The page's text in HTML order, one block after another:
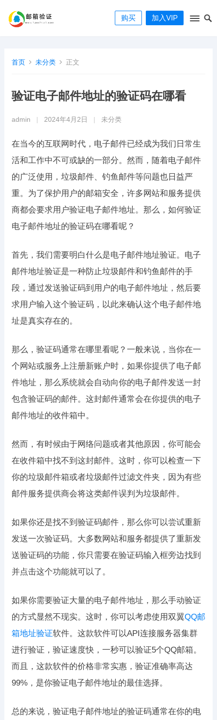
购买 加入VIP
首页 未分类 正文
验证电子邮件地址的验证码在哪看
admin 2024年4月2日 未分类
在当今的互联网时代，电子邮件已经成为我们日常生
活和工作中不可或缺的一部分。然而，随着电子邮件
的广泛使用，垃圾邮件、钓鱼邮件等问题也日益严
重。为了保护用户的邮箱安全，许多网站和服务提供
商都会要求用户验证电子邮件地址。那么，如何验证
电子邮件地址的验证码在哪看呢？
首先，我们需要明白什么是电子邮件地址验证。电子
邮件地址验证是一种防止垃圾邮件和钓鱼邮件的手
段，通过发送验证码到用户的电子邮件地址，然后要
求用户输入这个验证码，以此来确认这个电子邮件地
址是真实存在的。
那么，验证码通常在哪里看呢？一般来说，当你在一
个网站或服务上注册新账户时，如果你提供了电子邮
件地址，那么系统就会自动向你的电子邮件发送一封
包含验证码的邮件。这封邮件通常会在你提供的电子
邮件地址的收件箱中。
然而，有时候由于网络问题或者其他原因，你可能会
在收件箱中找不到这封邮件。这时，你可以检查一下
你的垃圾邮件箱或者垃圾邮件过滤文件夹，因为有些
邮件服务提供商会将这类邮件误判为垃圾邮件。
如果你还是找不到验证码邮件，那么你可以尝试重新
发送一次验证码。大多数网站和服务都提供了重新发
送验证码的功能，你只需要在验证码输入框旁边找到
并点击这个功能就可以了。
如果你需要验证大量的电子邮件地址，那么手动验证
的方式显然不现实。这时，你可以考虑使用双翼QQ邮
箱地址验证软件。这款软件可以API连接服务器集群
进行验证，验证速度快，一秒可以验证5个QQ邮箱。
而且，这款软件的价格非常实惠，验证准确率高达
99%，是你验证电子邮件地址的最佳选择。
总的来说，验证电子邮件地址的验证码通常在你的电